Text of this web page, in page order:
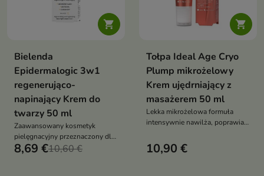

Bielenda
Epidermalogic 3w1
regenerująco-
napinający Krem do
twarzy 50 ml
Zaawansowany kosmetyk
pielęgnacyjny przeznaczony dla
skóry wymagającej regeneracji,
8,69 €10,60 €

Tołpa Ideal Age Cryo
Plump mikrożelowy
Krem ujędrniający z
masażerem 50 ml
Lekka mikrożelowa formuła
intensywnie nawilża, poprawia
10,90 €